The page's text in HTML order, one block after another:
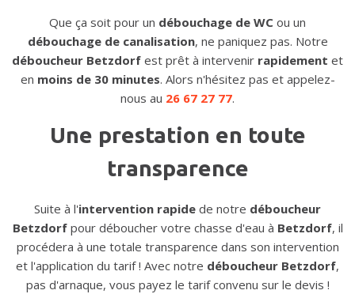
Que ça soit pour un débouchage de WC ou un
débouchage de canalisation, ne paniquez pas. Notre
déboucheur Betzdorf est prêt à intervenir rapidement et
en moins de 30 minutes. Alors n'hésitez pas et appelez-
nous au 26 67 27 77.
Une prestation en toute
transparence
Suite à l'intervention rapide de notre déboucheur
Betzdorfpour déboucher votre chasse d'eau à Betzdorf, il
procédera à une totale transparence dans son intervention
et l'application du tarif ! Avec notre déboucheur Betzdorf,
pas d'arnaque, vous payez le tarif convenu sur le devis !